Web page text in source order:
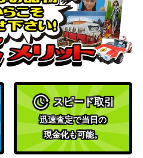
スピード取引
迅速査定で当日の
現金化も可能。